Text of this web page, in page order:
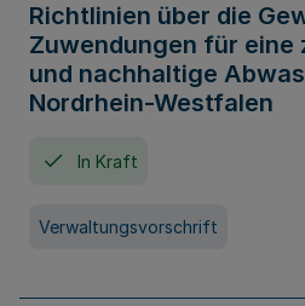
Richtlinien über die
Zuwendungen für
und nachhaltige
Nordrhein-Westfalen
In Kraft
Verwaltungsvorschrift